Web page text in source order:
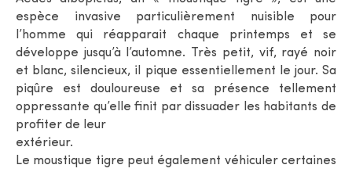
espèce invasive particulièrement nuisible pour
l’homme qui réapparait chaque printemps et se
développe jusqu’à l’automne. Très petit, vif, rayé noir
et blanc, silencieux, il pique essentiellement le jour. Sa
piqûre est douloureuse et sa présence tellement
oppressante qu’elle finit par dissuader les habitants de
profiter de leur
extérieur.
Le moustique tigre peut également véhiculer certaines